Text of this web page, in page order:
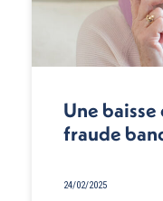
Une
fraude
24/02/2025